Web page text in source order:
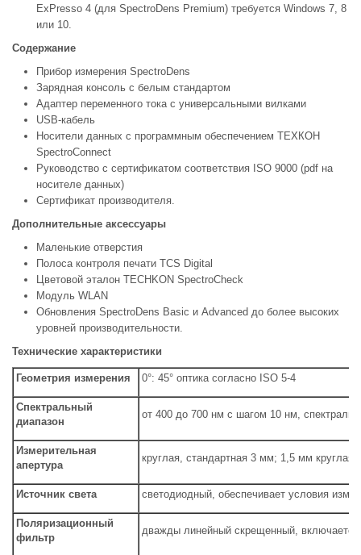
ExPresso 4 (для SpectroDens Premium) требуется Windows 7, 8
или 10.
Содержание
Прибор измерения SpectroDens
Зарядная консоль с белым стандартом
Адаптер переменного тока с универсальными вилками
USB-кабель
Носители данных с программным обеспечением ТЕХКОН
SpectroConnect
Руководство с сертификатом соответствия ISO 9000 (pdf на
носителе данных)
Сертификат производителя.
Дополнительные аксессуары
Маленькие отверстия
Полоса контроля печати TCS Digital
Цветовой эталон TECHKON SpectroCheck
Модуль WLAN
Обновления SpectroDens Basic и Advanced до более высоких
уровней производительности.
Технические характеристики
Геометрия измерения 0°: 45° оптика согласно ISO 5-4
Спектральный
диапазон
от 400 до 700 нм с шагом 10 нм,
Измерительная
апертура
круглая, стандартная 3 мм; 1,5 мм круглая
Источник света светодиодный, обеспечивает условия
Поляризационный
фильтр
дважды линейный скрещенный, включается